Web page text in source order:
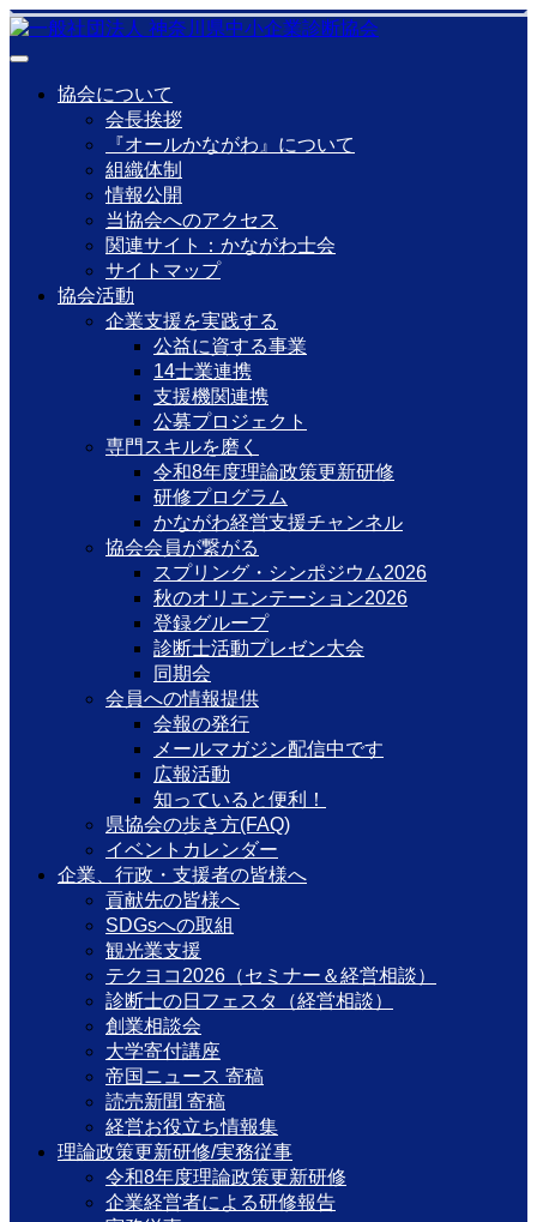
協会について
会長挨拶
『オールかながわ』について
組織体制
情報公開
当協会へのアクセス
関連サイト：かながわ士会
サイトマップ
協会活動
企業支援を実践する
公益に資する事業
14士業連携
支援機関連携
公募プロジェクト
専門スキルを磨く
令和8年度理論政策更新研修
研修プログラム
かながわ経営支援チャンネル
協会会員が繋がる
スプリング・シンポジウム2026
秋のオリエンテーション2026
登録グループ
診断士活動プレゼン大会
同期会
会員への情報提供
会報の発行
メールマガジン配信中です
広報活動
知っていると便利！
県協会の歩き方(FAQ)
イベントカレンダー
企業、行政・支援者の皆様へ
貢献先の皆様へ
SDGsへの取組
観光業支援
テクヨコ2026（セミナー＆経営相談）
診断士の日フェスタ（経営相談）
創業相談会
大学寄付講座
帝国ニュース 寄稿
読売新聞 寄稿
経営お役立ち情報集
理論政策更新研修/実務従事
令和8年度理論政策更新研修
企業経営者による研修報告